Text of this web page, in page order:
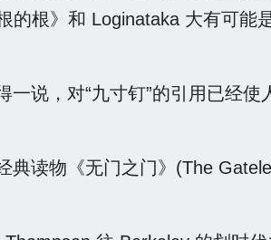
的根》和 Loginataka 大有可能
说，对“九寸钉”的引用已经使
读物《无门之门》(The